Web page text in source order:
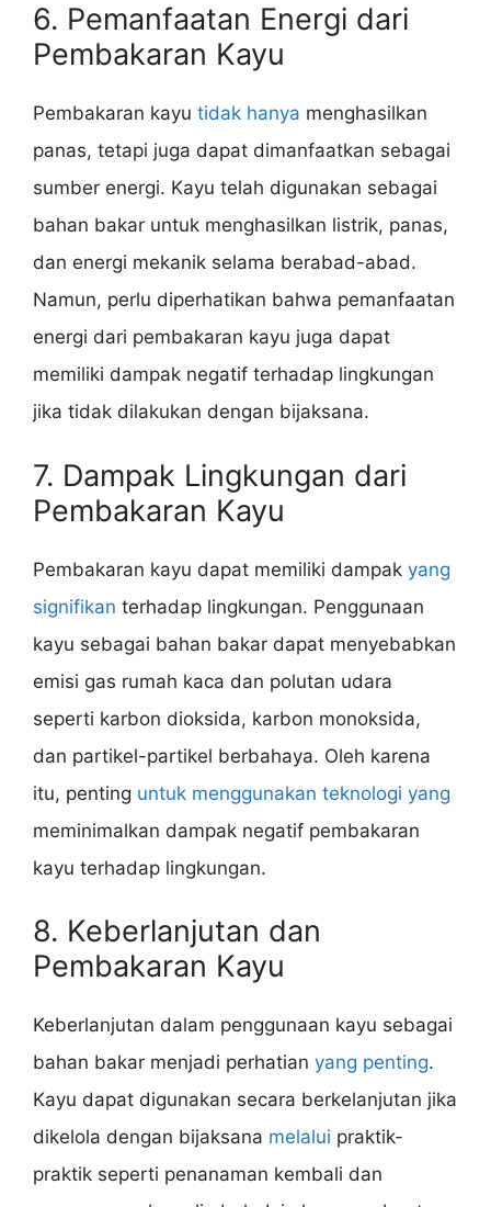
6. Pemanfaatan Energi dari
Pembakaran Kayu
Pembakaran kayu tidak hanya menghasilkan
panas, tetapi juga dapat dimanfaatkan sebagai
sumber energi. Kayu telah digunakan sebagai
bahan bakar untuk menghasilkan listrik, panas,
dan energi mekanik selama berabad-abad.
Namun, perlu diperhatikan bahwa pemanfaatan
energi dari pembakaran kayu juga dapat
memiliki dampak negatif terhadap lingkungan
jika tidak dilakukan dengan bijaksana.
7. Dampak Lingkungan dari
Pembakaran Kayu
Pembakaran kayu dapat memiliki dampak yang
signifikan terhadap lingkungan. Penggunaan
kayu sebagai bahan bakar dapat menyebabkan
emisi gas rumah kaca dan polutan udara
seperti karbon dioksida, karbon monoksida,
dan partikel-partikel berbahaya. Oleh karena
itu, penting untuk menggunakan teknologi yang
meminimalkan dampak negatif pembakaran
kayu terhadap lingkungan.
8. Keberlanjutan dan
Pembakaran Kayu
Keberlanjutan dalam penggunaan kayu sebagai
bahan bakar menjadi perhatian yang penting.
Kayu dapat digunakan secara berkelanjutan jika
dikelola dengan bijaksana melalui praktik-
praktik seperti penanaman kembali dan